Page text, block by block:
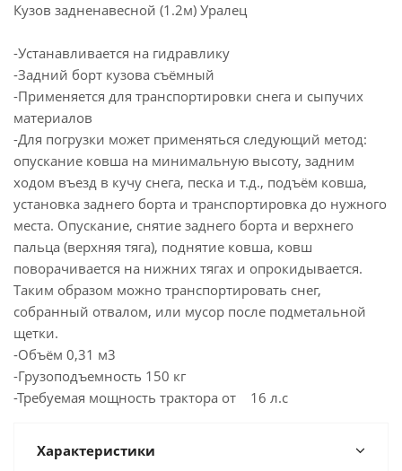
Кузов задненавесной (1.2м) Уралец
-Устанавливается на гидравлику
-Задний борт кузова съёмный
-Применяется для транспортировки снега и сыпучих
материалов
-Для погрузки может применяться следующий метод:
опускание ковша на минимальную высоту, задним
ходом въезд в кучу снега, песка и т.д., подъём ковша,
установка заднего борта и транспортировка до нужного
места. Опускание, снятие заднего борта и верхнего
пальца (верхняя тяга), поднятие ковша, ковш
поворачивается на нижних тягах и опрокидывается.
Таким образом можно транспортировать снег,
собранный отвалом, или мусор после подметальной
щетки.
-Объём 0,31 м3
-Грузоподъемность 150 кг
-Требуемая мощность трактора от 16 л.с
Характеристики